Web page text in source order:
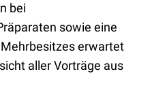
bei
sowie eine
erwartet
aller Vorträge aus